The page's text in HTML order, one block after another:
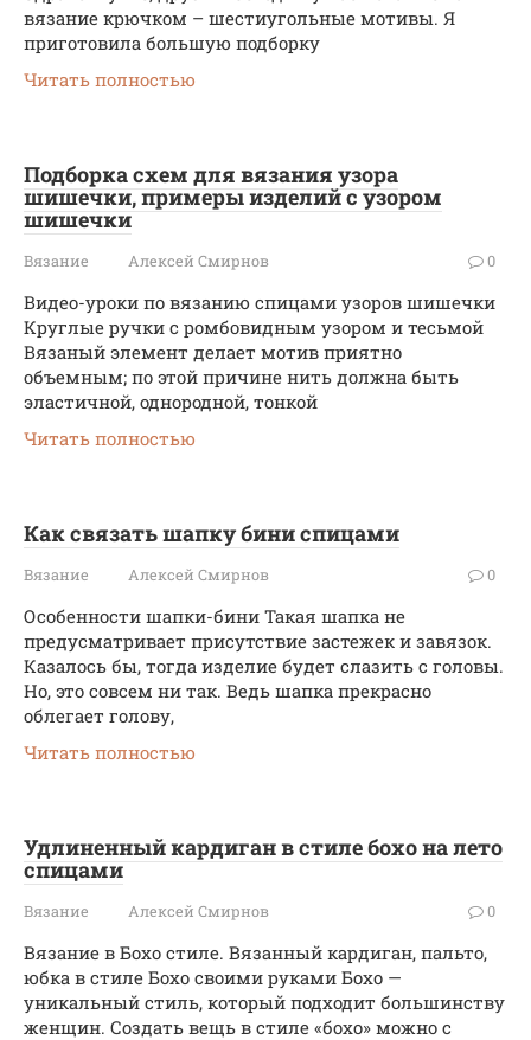
вязание крючком – шестиугольные мотивы. Я
приготовила большую подборку
Читать полностью
Подборка схем для вязания узора
шишечки, примеры изделий с узором
шишечки
Вязание Алексей Смирнов 0
Видео-уроки по вязанию спицами узоров шишечки
Круглые ручки с ромбовидным узором и тесьмой
Вязаный элемент делает мотив приятно
объемным; по этой причине нить должна быть
эластичной, однородной, тонкой
Читать полностью
Как связать шапку бини спицами
Вязание Алексей Смирнов 0
Особенности шапки-бини Такая шапка не
предусматривает присутствие застежек и завязок.
Казалось бы, тогда изделие будет слазить с головы.
Но, это совсем ни так. Ведь шапка прекрасно
облегает голову,
Читать полностью
Удлиненный кардиган в стиле бохо на лето
спицами
Вязание Алексей Смирнов 0
Вязание в Бохо стиле. Вязанный кардиган, пальто,
юбка в стиле Бохо своими руками Бохо —
уникальный стиль, который подходит большинству
женщин. Создать вещь в стиле «бохо» можно с